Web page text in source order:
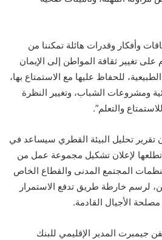
وأفكار وقدرات هائلة تمكننا من
تغيير ثقافة المواطن إلى الإيمان
للحفاظ عليها مع الاستمتاع بها،
ومشروعات الشباب، وتغيير النظرة
والتعلم”.
تقرير تحليل البيئة القطري سيساعد في
لإعلان تشكيل مجموعة عمل من
المجتمع المدنى والقطاع الخاص
لرسم خارطة طريق تدفع الاستمرار
الأجيال القادمة.
جيمبرت المدير الإقليمي للبنك